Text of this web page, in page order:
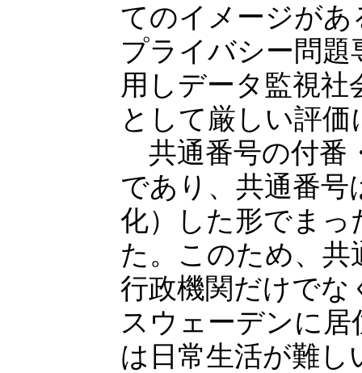
てのイメージが
プライバシー問
用しデータ監視
として厳しい評
共通番号の付番
であり、共通番号
化）した形でま
た。このため、
行政機関だけでな
スウェーデンに
は日常生活が難し